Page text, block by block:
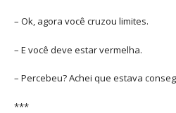
– Ok, agora você cruzou limites.
– E você deve estar vermelha.
– Percebeu? Achei que estava
***